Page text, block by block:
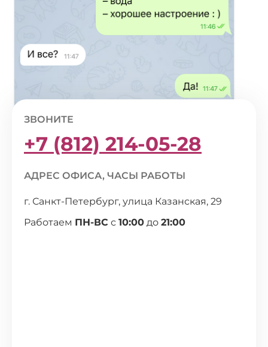
ЗВОНИТЕ
+7 (812) 214-05-28
АДРЕС ОФИСА, ЧАСЫ РАБОТЫ
г. Санкт-Петербург, улица Казанская, 29
Работаем ПН-ВС с 10:00 до 21:00